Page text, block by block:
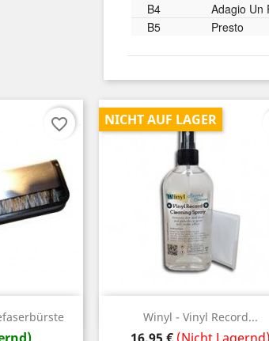
B4
Adagio Un
B5
Presto
favorite_border
Winyl - Vinyl Record...
Preis
NICHT AUF LAGER
 Vorschau